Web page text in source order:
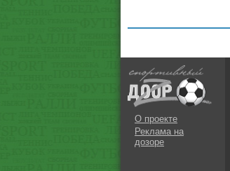
О проекте
Реклама на
дозоре